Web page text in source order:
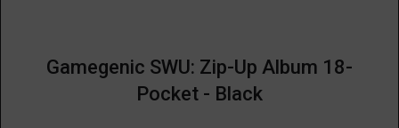
Gamegenic SWU: Zip-Up Album 18-
Pocket - Black